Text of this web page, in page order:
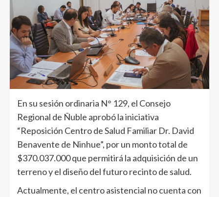
En su sesión ordinaria N° 129, el Consejo
Regional de Ñuble aprobó la iniciativa
“Reposición Centro de Salud Familiar Dr. David
Benavente de Ninhue”, por un monto total de
$370.037.000 que permitirá la adquisición de un
terreno y el diseño del futuro recinto de salud.
Actualmente, el centro asistencial no cuenta con